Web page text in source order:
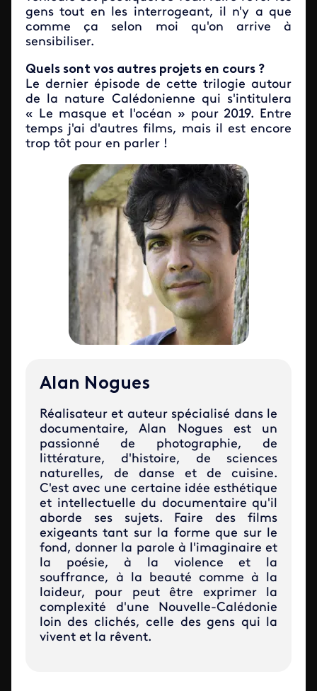
gens tout en les interrogeant, il n'y a que
comme ça selon moi qu'on arrive à
sensibiliser.
Quels sont vos autres projets en cours ?
Le dernier épisode de cette trilogie autour
de la nature Calédonienne qui s'intitulera
« Le masque et l'océan » pour 2019. Entre
temps j'ai d'autres films, mais il est encore
trop tôt pour en parler !
Alan Nogues
Réalisateur et auteur spécialisé dans le
documentaire, Alan Nogues est un
passionné de photographie, de
littérature, d'histoire, de sciences
naturelles, de danse et de cuisine.
C'est avec une certaine idée esthétique
et intellectuelle du documentaire qu'il
aborde ses sujets. Faire des films
exigeants tant sur la forme que sur le
fond, donner la parole à l'imaginaire et
la poésie, à la violence et la
souffrance, à la beauté comme à la
laideur, pour peut être exprimer la
complexité d'une Nouvelle-Calédonie
loin des clichés, celle des gens qui la
vivent et la rêvent.